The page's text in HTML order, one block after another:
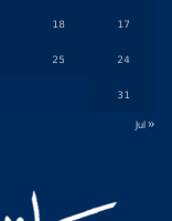
17
18
24
25
31
« Jul